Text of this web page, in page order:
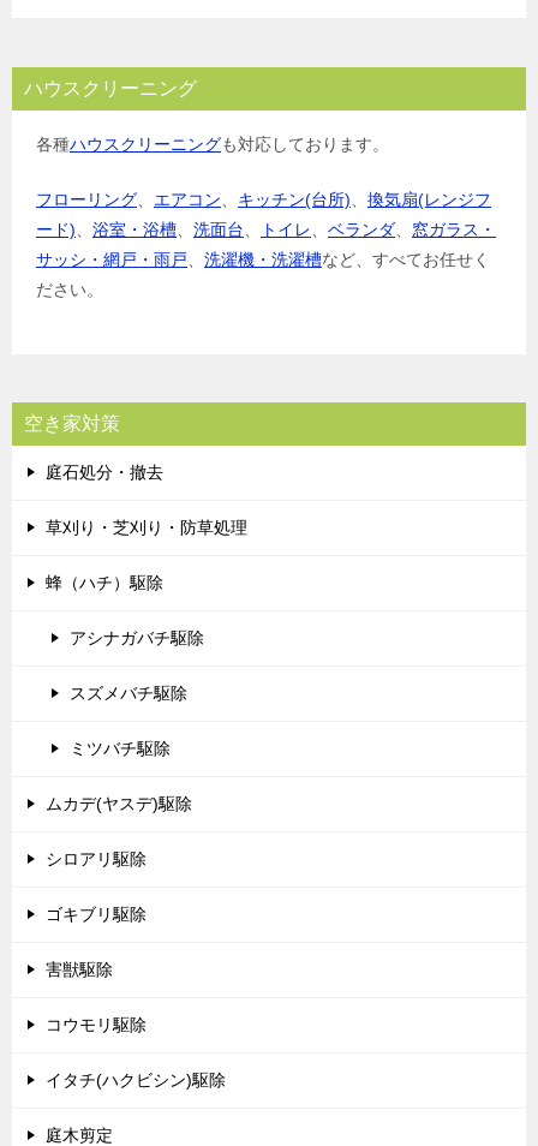
ハウスクリーニング
各種ハウスクリーニングも対応しております。
フローリング、 エアコン、 キッチン(台所)、 換気扇(レンジフ
ード)、 浴室・浴槽、 洗面台、 トイレ、 ベランダ、 窓ガラス・
サッシ・網戸・雨戸、 洗濯機・洗濯槽など、すべてお任せく
ださい。
空き家対策
庭石処分・撤去
草刈り・芝刈り・防草処理
蜂（ハチ）駆除
アシナガバチ駆除
スズメバチ駆除
ミツバチ駆除
ムカデ(ヤスデ)駆除
シロアリ駆除
ゴキブリ駆除
害獣駆除
コウモリ駆除
イタチ(ハクビシン)駆除
庭木剪定